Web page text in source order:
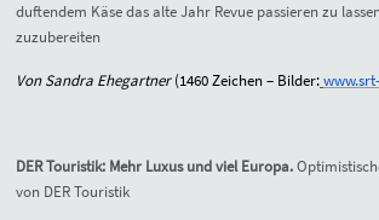
duftendem Käse das alte Jahr Revue passieren zu
zuzubereiten
Von Sandra Ehegartner(1460Zeichen – Bilder:
DER Touristik: Mehr Luxus und viel Europa.
von DER Touristik